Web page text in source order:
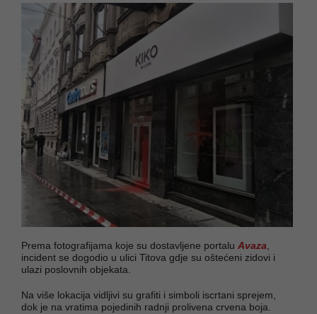
Prema fotografijama koje su dostavljene portalu Avaza
incident se dogodio u ulici Titova gdje su oštećeni zidovi i
ulazi poslovnih objekata.
Na više lokacija vidljivi su grafiti i simboli iscrtani sprejem,
dok je na vratima pojedinih radnji prolivena crvena boja.